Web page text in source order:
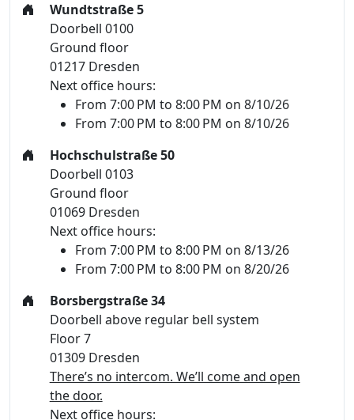
Wundtstraße 5
Doorbell 0100
Ground floor
01217 Dresden
Next office hours:
From 7:00 PM to 8:00 PM on 8/10/26
From 7:00 PM to 8:00 PM on 8/10/26
Hochschulstraße 50
Doorbell 0103
Ground floor
01069 Dresden
Next office hours:
From 7:00 PM to 8:00 PM on 8/13/26
From 7:00 PM to 8:00 PM on 8/20/26
Borsbergstraße 34
Doorbell above regular bell system
Floor 7
01309 Dresden
There’s no intercom. We’ll come and open
the door.
Next office hours: